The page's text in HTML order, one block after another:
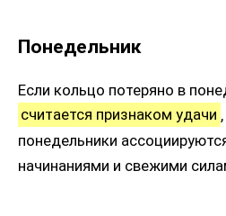
Понедельник
Если кольцо потеряно в
считается признаком удачи
понедельники
начинаниями и свежими